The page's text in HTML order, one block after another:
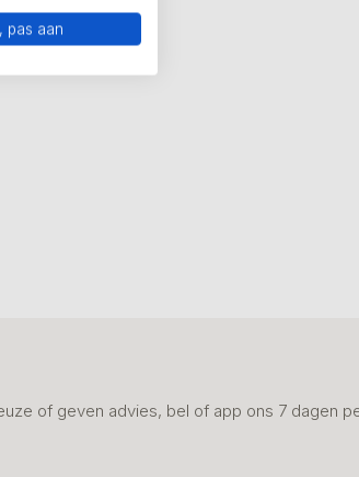
of geven advies, bel of app ons 7 dagen
pas aan